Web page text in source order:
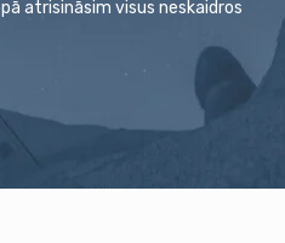
atrisināsim visus neskaidros